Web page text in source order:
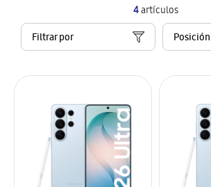
4artículos
Filtrar por